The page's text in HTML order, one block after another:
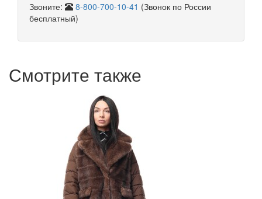
Звоните:
8-800-700-10-41 (Звонок по России
бесплатный)
Смотрите также